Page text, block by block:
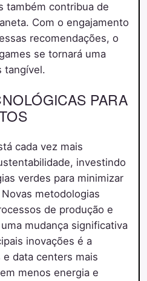
também contribua de
Com o engajamento
recomendações, o
se tornará uma
tangível.
PARA
cada vez mais
investindo
verdes para minimizar
metodologias
de produção e
mudança significativa
inovações é a
data centers mais
menos energia e